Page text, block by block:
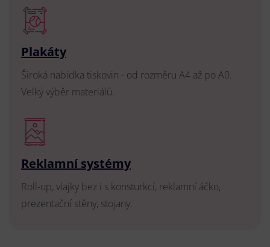
Plakáty
Široká nabídka tiskovin - od rozměru A4 až po A0.
Velký výběr materiálů.
Reklamní systémy
Roll-up, vlajky bez i s konsturkcí, reklamní áčko,
prezentační stěny, stojany.